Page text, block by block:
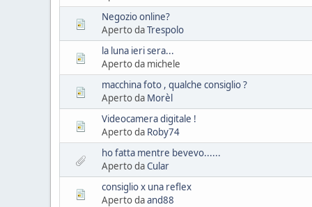
Negozio online?
Aperto daTrespolo
la luna ieri sera...
Aperto da michele
macchina foto , qualche consiglio ?
Aperto da Morèl
Videocamera digitale !
Aperto da Roby74
ho fatta mentre bevevo......
Aperto daCular
consiglio x una reflex
Aperto daand88